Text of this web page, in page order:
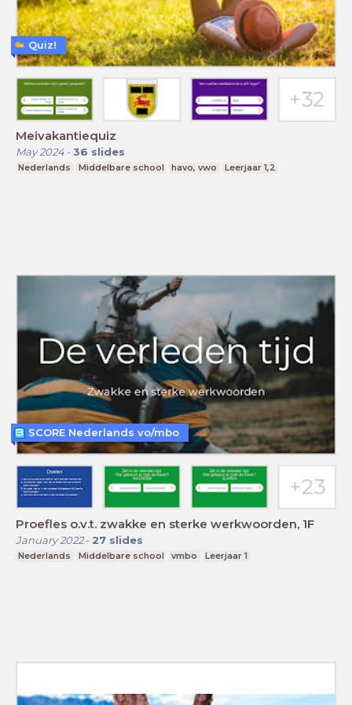
Meivakantiequiz
May 2024- 36 slides
Nederlands Middelbare school havo, vwo Leerjaar 1,2
Quiz!
Proefles o.v.t. zwakke en sterke werkwoorden, 1F
January 2022- 27 slides
Nederlands Middelbare school vmbo Leerjaar 1
SCORE Nederlands vo/mbo